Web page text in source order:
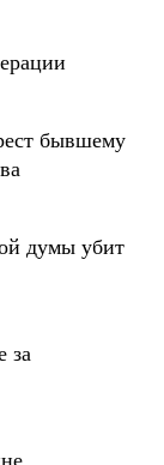
бывшему
думы убит
за